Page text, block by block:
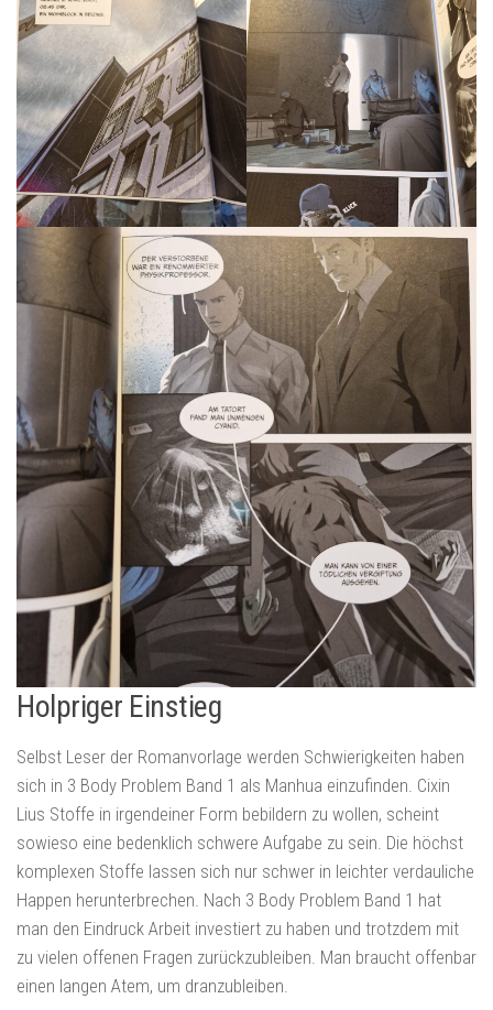
Holpriger Einstieg
Selbst Leser der Romanvorlage werden Schwierigkeiten haben
sich in 3 Body Problem Band 1 als Manhua einzufinden. Cixin
Lius Stoffe in irgendeiner Form bebildern zu wollen, scheint
sowieso eine bedenklich schwere Aufgabe zu sein. Die höchst
komplexen Stoffe lassen sich nur schwer in leichter verdauliche
Happen herunterbrechen. Nach 3 Body Problem Band 1 hat
man den Eindruck Arbeit investiert zu haben und trotzdem mit
zu vielen offenen Fragen zurückzubleiben. Man braucht offenbar
einen langen Atem, um dranzubleiben.